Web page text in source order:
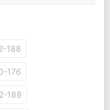
188
176
188